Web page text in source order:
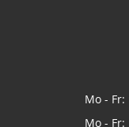
Mo - Fr:
Mo - Fr: